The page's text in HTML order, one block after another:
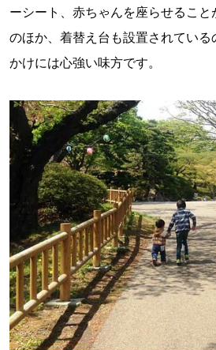
ーシート、赤ちゃんを座らせるこ
のほか、着替え台も設置されてい
かけには心強い味方です。